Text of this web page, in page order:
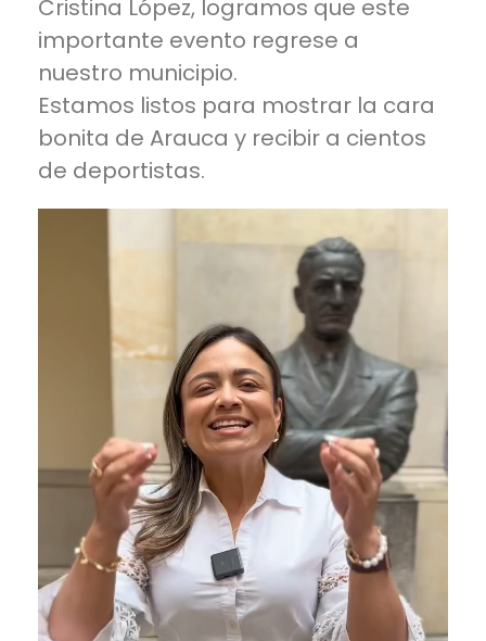
Cristina López, logramos que este
importante evento regrese a
nuestro municipio.
Estamos listos para mostrar la cara
bonita de Arauca y recibir a cientos
de deportistas.